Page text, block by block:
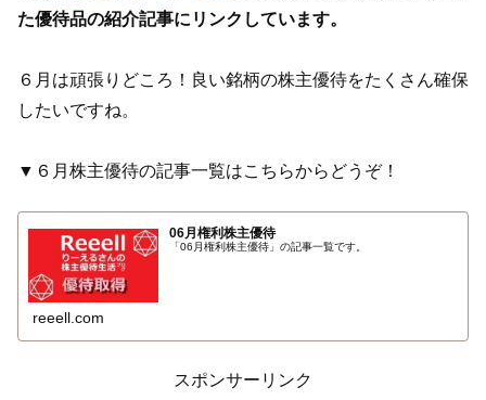
た優待品の紹介記事にリンクしています。
６月は頑張りどころ！良い銘柄の株主優待をたくさん確保
したいですね。
▼６月株主優待の記事一覧はこちらからどうぞ！
06月権利株主優待
「06月権利株主優待」の記事一覧です。
reeell.com
スポンサーリンク